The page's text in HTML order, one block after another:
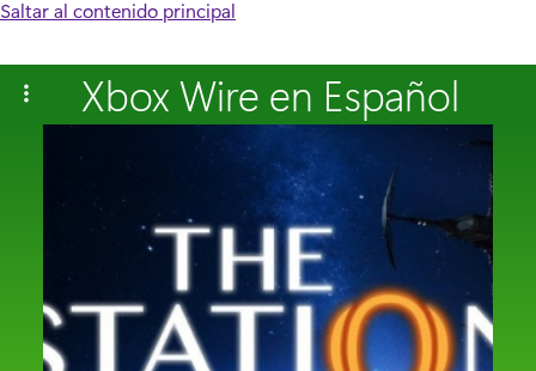
Saltar al contenido principal
Xbox Wire en Español